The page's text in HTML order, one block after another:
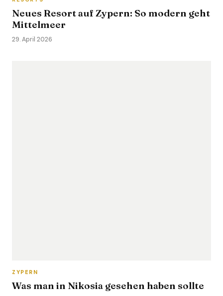
Neues Resort auf Zypern: So modern geht
Mittelmeer
29. April 2026
ZYPERN
Was man in Nikosia gesehen haben sollte